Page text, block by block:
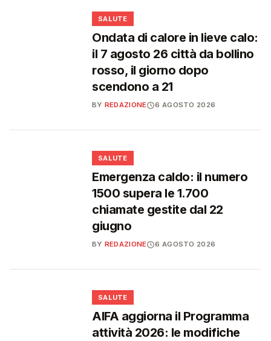
SALUTE
Ondata di calore in lieve calo:
il 7 agosto 26 città da bollino
rosso, il giorno dopo
scendono a 21
BY REDAZIONE 6 AGOSTO 2026
SALUTE
Emergenza caldo: il numero
1500 supera le 1.700
chiamate gestite dal 22
giugno
BY REDAZIONE 6 AGOSTO 2026
SALUTE
AIFA aggiorna il Programma
attività 2026: le modifiche